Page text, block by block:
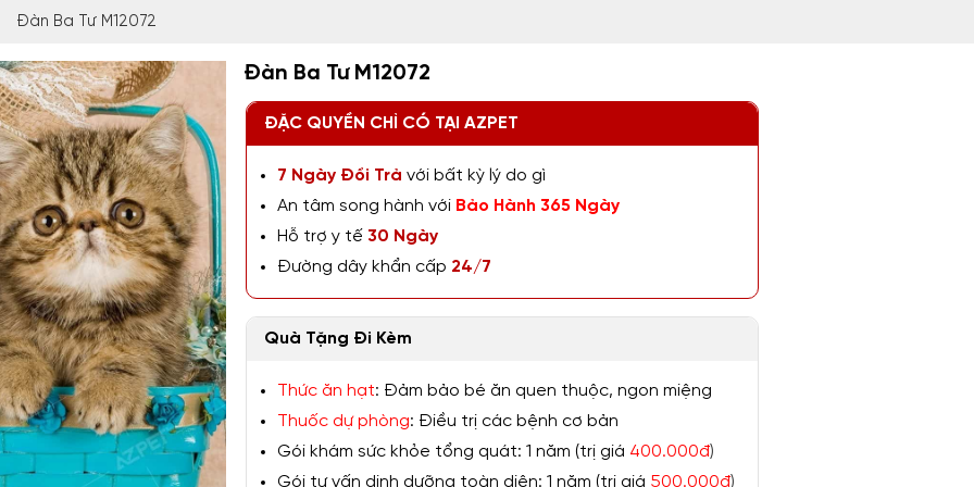
Đàn Ba Tư M12072
Đàn Ba Tư M12072
ĐẶC QUYỀN CHỈ CÓ TẠI AZPET
7 Ngày Đổi Trả với bất kỳ lý do gì
An tâm song hành với Bảo Hành 365 Ngày
Hỗ trợ y tế 30 Ngày
Đường dây khẩn cấp 24/7
Quà Tặng Đi Kèm
Thức ăn hạt: Đảm bảo bé ăn quen thuộc, ngon miệng
Thuốc dự phòng: Điều trị các bệnh cơ bản
Gói khám sức khỏe tổng quát: 1 năm (trị giá 400.000đ)
Gói tư vấn dinh dưỡng toàn diện: 1 năm (trị giá 500.000đ)